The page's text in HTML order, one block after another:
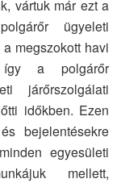
vártuk már ezt a
ügyeleti
megszokott havi
így a polgárőr
járőrszolgálati
időkben. Ezen
bejelentésekre
egyesületi
mellett,